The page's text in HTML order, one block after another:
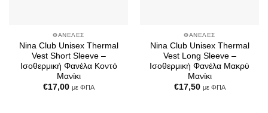
ΦΑΝΈΛΕΣ
Nina Club Unisex Thermal
Vest Short Sleeve –
Ισοθερμική Φανέλα Κοντό
Μανίκι
€17,00 με ΦΠΑ
ΦΑΝΈΛΕΣ
Nina Club Unisex Thermal
Vest Long Sleeve –
Ισοθερμική Φανέλα Μακρύ
Μανίκι
€17,50 με ΦΠΑ